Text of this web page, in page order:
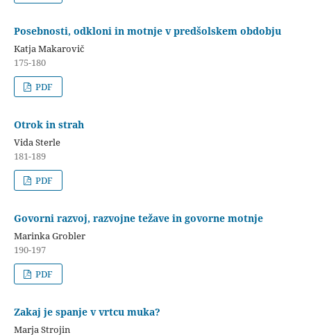
Posebnosti, odkloni in motnje v predšolskem obdobju
Katja Makarovič
175-180
PDF
Otrok in strah
Vida Sterle
181-189
PDF
Govorni razvoj, razvojne težave in govorne motnje
Marinka Grobler
190-197
PDF
Zakaj je spanje v vrtcu muka?
Marja Strojin